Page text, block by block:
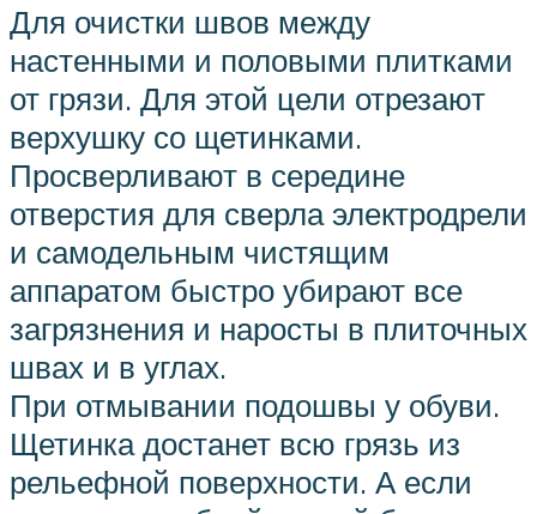
Для очистки швов между
настенными и половыми плитками
от грязи. Для этой цели отрезают
верхушку со щетинками.
Просверливают в середине
отверстия для сверла электродрели
и самодельным чистящим
аппаратом быстро убирают все
загрязнения и наросты в плиточных
швах и в углах.
При отмывании подошвы у обуви.
Щетинка достанет всю грязь из
рельефной поверхности. А если